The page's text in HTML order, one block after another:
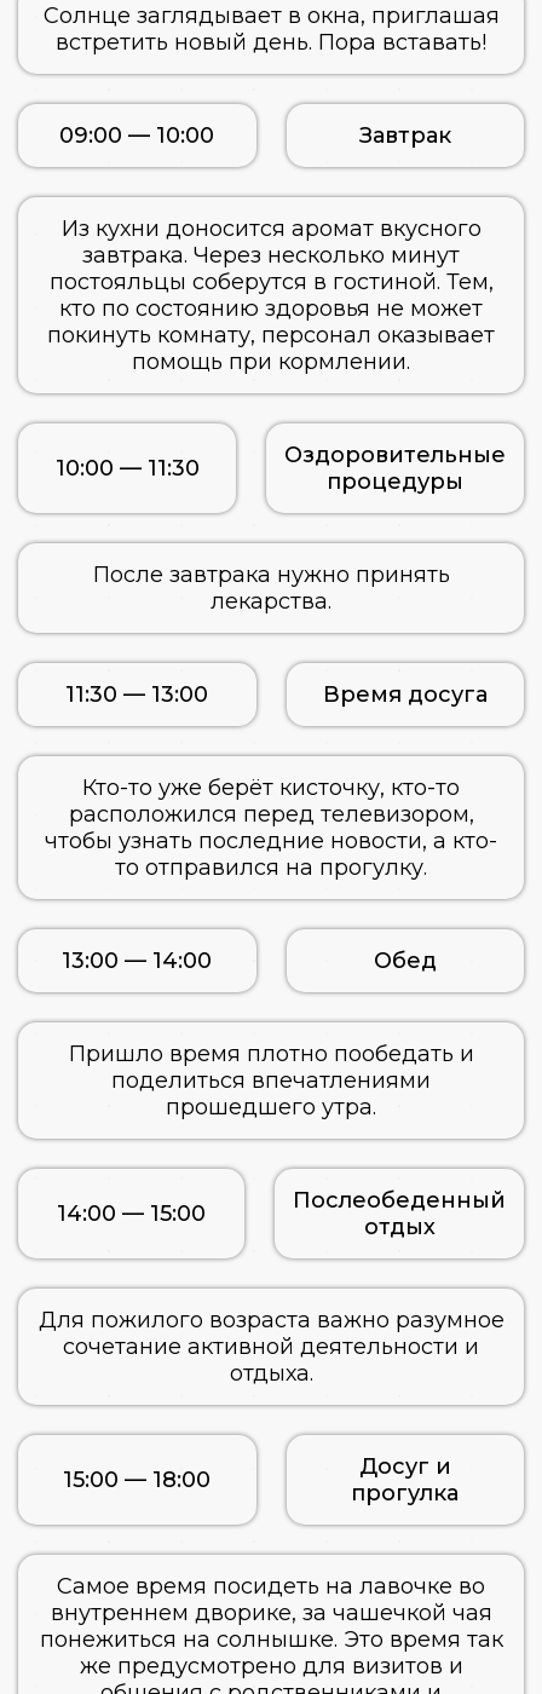
Солнце заглядывает в окна, приглашая
встретить новый день. Пора вставать!
09:00 — 10:00 Завтрак
Из кухни доносится аромат вкусного
завтрака. Через несколько минут
постояльцы соберутся в гостиной. Тем,
кто по состоянию здоровья не может
покинуть комнату, персонал оказывает
помощь при кормлении.
10:00 — 11:30
Оздоровительные
процедуры
После завтрака нужно принять
лекарства.
11:30 — 13:00 Время досуга
Кто-то уже берёт кисточку, кто-то
расположился перед телевизором,
чтобы узнать последние новости, а кто-
то отправился на прогулку.
13:00 — 14:00 Обед
Пришло время плотно пообедать и
поделиться впечатлениями
прошедшего утра.
14:00 — 15:00
Послеобеденный
отдых
Для пожилого возраста важно разумное
сочетание активной деятельности и
отдыха.
15:00 — 18:00
Досуг и
прогулка
Самое время посидеть на лавочке во
внутреннем дворике, за чашечкой чая
понежиться на солнышке. Это время так
же предусмотрено для визитов и